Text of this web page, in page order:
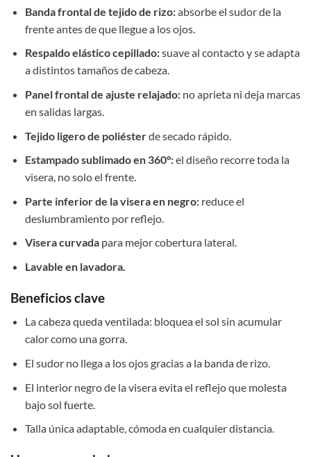
Banda frontal de tejido de rizo:absorbe el sudor de la
frente antes de que llegue a los ojos.
Respaldo elástico cepillado:suave al contacto y se adapta
a distintos tamaños de cabeza.
Panel frontal de ajuste relajado:no aprieta ni deja marcas
en salidas largas.
Tejido ligero de poliésterde secado rápido.
Estampado sublimado en 360°:el diseño recorre toda la
visera, no solo el frente.
Parte inferior de la visera en negro:reduce el
deslumbramiento por reflejo.
Visera curvadapara mejor cobertura lateral.
Lavable en lavadora.
Beneficios clave
La cabeza queda ventilada: bloquea el sol sin acumular
calor como una gorra.
El sudor no llega a los ojos gracias a la banda de rizo.
El interior negro de la visera evita el reflejo que molesta
bajo sol fuerte.
Talla única adaptable, cómoda en cualquier distancia.